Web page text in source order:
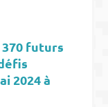
370 futurs
2024 à